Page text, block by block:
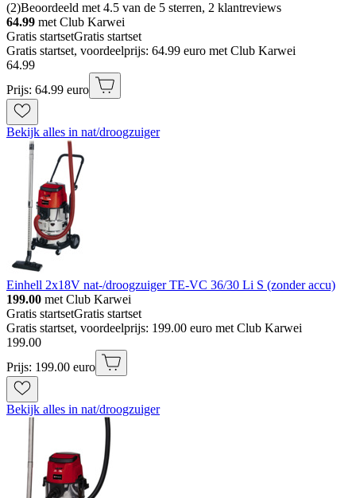
(2)Beoordeeld met 4.5 van de 5 sterren, 2 klantreviews
64.99 met Club Karwei
Gratis startsetGratis startset
Gratis startset, voordeelprijs: 64.99 euro met Club Karwei
64.99
Prijs: 64.99 euro
Bekijk alles in nat/droogzuiger
Einhell 2x18V nat-/droogzuiger TE-VC 36/30 Li S (zonder accu)
199.00 met Club Karwei
Gratis startsetGratis startset
Gratis startset, voordeelprijs: 199.00 euro met Club Karwei
199.00
Prijs: 199.00 euro
Bekijk alles in nat/droogzuiger